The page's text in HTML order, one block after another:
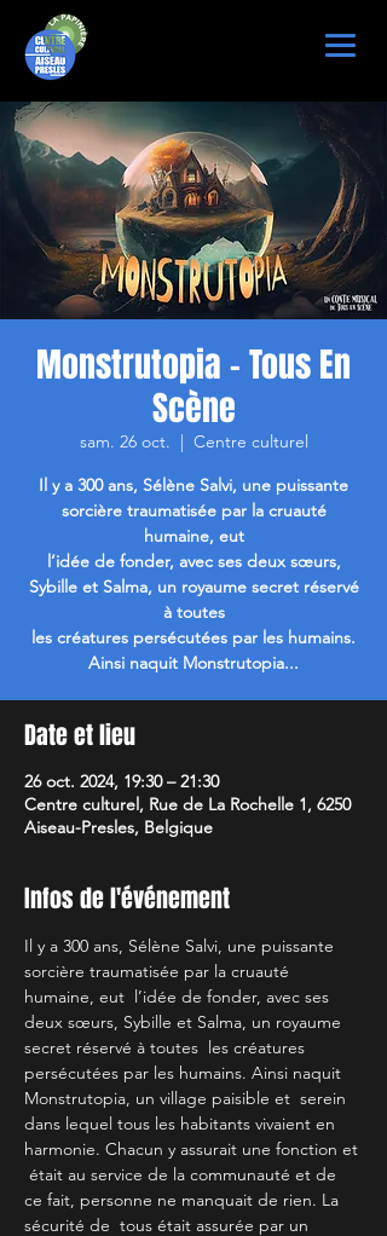
Monstrutopia - Tous En
Scène
sam. 26 oct.
  |
Centre culturel
Il y a 300 ans, Sélène Salvi, une puissante
sorcière traumatisée par la cruauté
humaine, eut
l’idée de fonder, avec ses deux sœurs,
Sybille et Salma, un royaume secret réservé
à toutes
les créatures persécutées par les humains.
Ainsi naquit Monstrutopia...
Date et lieu
26 oct. 2024, 19:30 – 21:30
Centre culturel, Rue de La Rochelle 1, 6250
Aiseau-Presles, Belgique
Infos de l'événement
Il y a 300 ans, Sélène Salvi, une puissante
sorcière traumatisée par la cruauté
humaine, eut  l’idée de fonder, avec ses
deux sœurs, Sybille et Salma, un royaume
secret réservé à toutes  les créatures
persécutées par les humains. Ainsi naquit
Monstrutopia, un village paisible et  serein
dans lequel tous les habitants vivaient en
harmonie. Chacun y assurait une fonction et
était au service de la communauté et de
ce fait, personne ne manquait de rien. La
sécurité de  tous était assurée par un